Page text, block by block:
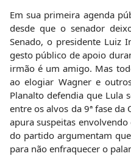
Em sua primeira agenda
desde que o senador
Senado, o presidente Luiz
gesto público de apoio
irmão é um amigo. Mas
ao elogiar Wagner e
Planalto defendia que Lula
entre os alvos da 9ª fase da
apura suspeitas
do partido argumentam
para não enfraquecer o